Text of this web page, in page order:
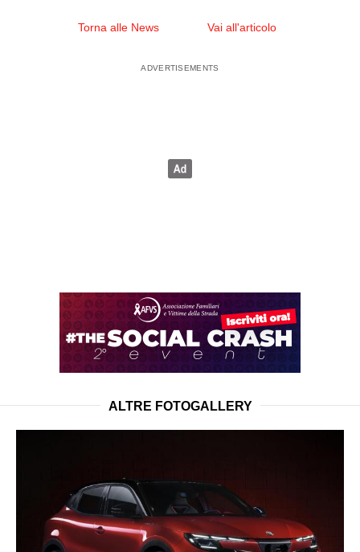
Torna alle News Vai all'articolo
ALTRE FOTOGALLERY